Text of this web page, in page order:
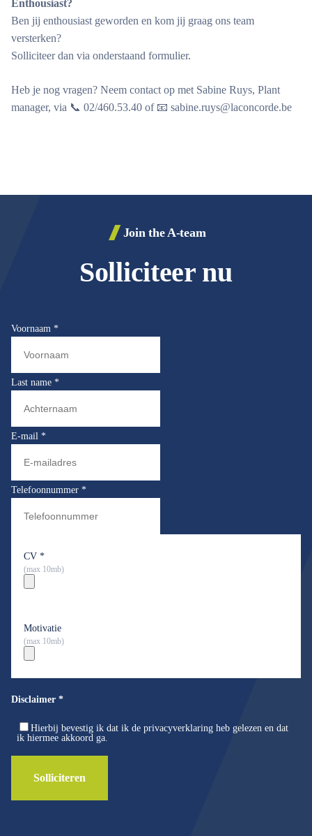
Enthousiast?
Ben jij enthousiast geworden en kom jij graag ons team
versterken?
Solliciteer dan via onderstaand formulier.
Heb je nog vragen? Neem contact op met Sabine Ruys, Plant
manager, via 📞 02/460.53.40 of 📧 sabine.ruys@laconcorde.be
Solliciteer nu
Join the A-team
Voornaam *
Last name *
E-mail *
Telefoonnummer *
CV *
(max 10mb)
Motivatie
(max 10mb)
Disclaimer *
Hierbij bevestig ik dat ik de privacyverklaring heb gelezen en dat
ik hiermee akkoord ga.
Solliciteren